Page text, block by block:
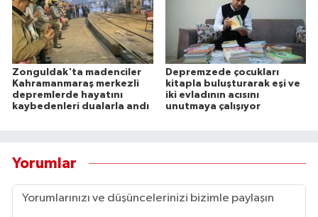
Zonguldak'ta madenciler
Kahramanmaraş merkezli
depremlerde hayatını
kaybedenleri dualarla andı
Depremzede çocukları
kitapla buluşturarak eşi ve
iki evladının acısını
unutmaya çalışıyor
Yorumlar